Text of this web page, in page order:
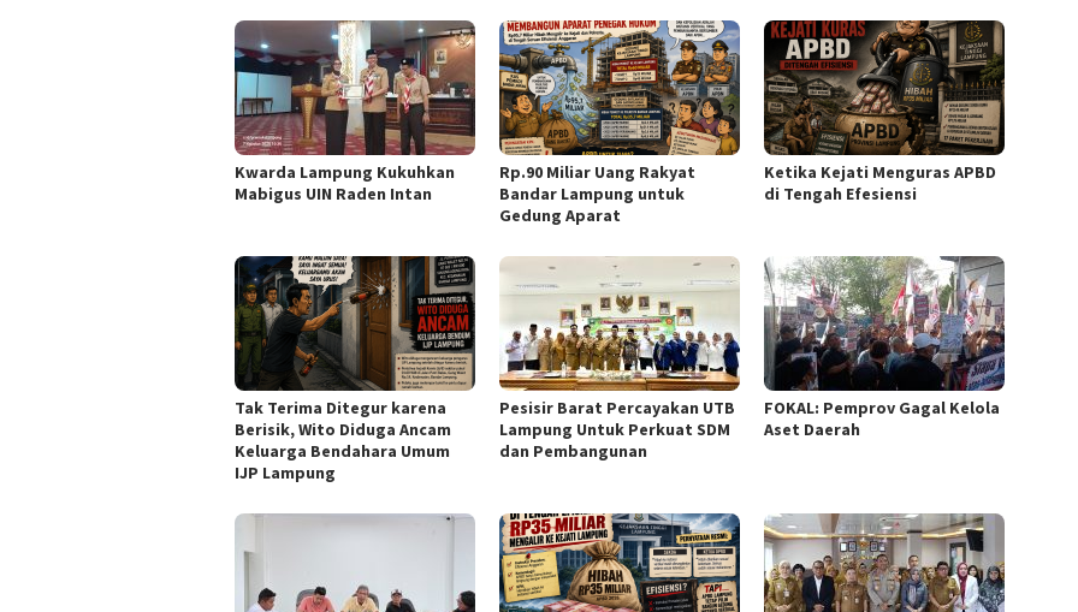
Kwarda Lampung Kukuhkan
Mabigus UIN Raden Intan
Rp.90 Miliar Uang Rakyat
Bandar Lampung untuk
Gedung Aparat
Ketika Kejati Menguras APBD
di Tengah Efesiensi
Tak Terima Ditegur karena
Berisik, Wito Diduga Ancam
Keluarga Bendahara Umum
IJP Lampung
Pesisir Barat Percayakan UTB
Lampung Untuk Perkuat SDM
dan Pembangunan
FOKAL: Pemprov Gagal Kelola
Aset Daerah